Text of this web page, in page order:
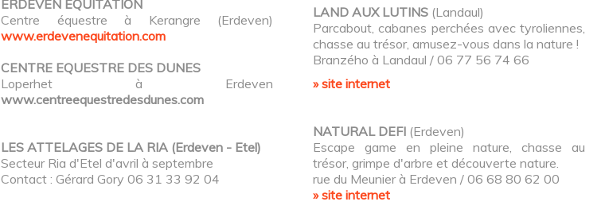
ERDEVEN EQUITATION
Centre équestre à Kerangre (Erdeven)
www.erdevenequitation.com
CENTRE EQUESTRE DES DUNES
Loperhet à Erdeven
www.centreequestredesdunes.com
LES ATTELAGES DE LA RIA (Erdeven - Etel)
Secteur Ria d'Etel d'avril à septembre
Contact : Gérard Gory 06 31 33 92 04
LAND AUX LUTINS (Landaul)
Parcabout, cabanes perchées avec tyroliennes,
chasse au trésor, amusez-vous dans la nature !
Branzého à Landaul / 06 77 56 74 66
» site internet
NATURAL DEFI (Erdeven)
Escape game en pleine nature, chasse au
trésor, grimpe d'arbre et découverte nature.
rue du Meunier à Erdeven / 06 68 80 62 00
» site internet